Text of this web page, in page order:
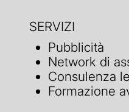
SERVIZI
Pubblicità
Network di
Consulenza
Formazione